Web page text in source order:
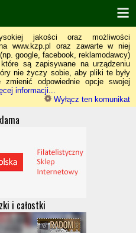
jakości oraz możliwości
www.kzp.pl oraz zawarte w niej
google, facebook, reklamodawcy)
są zapisywane na urządzeniu
nie życzy sobie, aby pliki te były
odpowiednie opcje swojej
informacji...
Wyłącz ten komunikat
i całostki